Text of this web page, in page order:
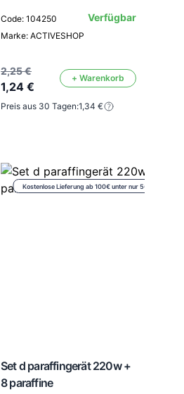
Code: 104250
Marke: ACTIVESHOP
Verfügbar
2,25 €
1,24 €
+ Warenkorb
Preis aus 30 Tagen:1,34 €
Kostenlose Lieferung ab 100€ unter nur 5€
Set d paraffingerät 220w +
8 paraffine